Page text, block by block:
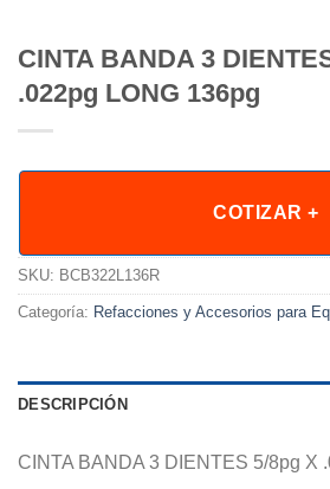
CINTA BANDA 3
.022pg LONG 136pg
COTIZAR +
SKU: BCB322L136R
Categoría: Refacciones y Accesorios para
DESCRIPCIÓN
CINTA BANDA 3 DIENTES 5/8pg X